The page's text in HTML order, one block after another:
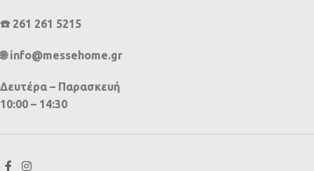
☎️ 261 261 5215
🌐 info@messehome.gr
Δευτέρα – Παρασκευή
10:00 – 14:30